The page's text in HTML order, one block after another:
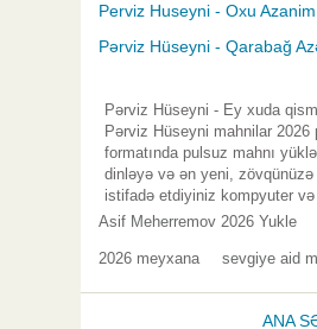
Perviz Huseyni - Oxu
Pərviz Hüseyni - Qarabağ
Pərviz Hüseyni - Ey xuda
Pərviz Hüseyni mahnilar
formatında pulsuz mahnı
dinləyə və ən yeni,
istifadə etdiyiniz kompyuter
Asif Meherremov 2026 Yukle
2026 meyxana sevgiye aid
ANA